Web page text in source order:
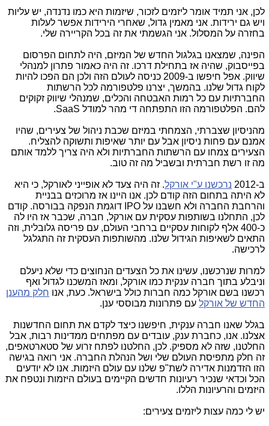
לכן, אני תמיד אומר ליזמים לזכור, שיזמות היא כמו נדנדה, יש עליות
ויש גם ירידות. אני מאמין גדול, שאחרי הירידות אפשר לעלות
בחזרה על המסלול. אני הגשמתי את זה בכל הקריירה שלי.
הפינה, שמצאנו בגלגול החדש של המיזם, היה לתחום הפרסום
בפייסבוק, שהיה אז בתחילת דרכו. זה היה כאמור פתרון למנהלי
שיווק. אפל חיפשו ב-2009 כניסה לעולם הזה ולכן הם הפכו להיות
לקוח גדול שלנו. בהמשך, יצרנו פלטפורמה לכל הרשתות
החברתיות עם כל רמות האבטחה והכלים, שמנהלי שיווק זקוקים
להם. הפלטפורמה הזו התפתחה די מהר למודל SaaS.
מהניסיון שצברתי, הצמחתי במיזם שכבת ניהול של צעירים, שהיו
אמנם עם פחות ניסיון אבל עם יותר שאיפות ותשוקה להצליח.
הצעירים צמחו עם הרשתות החברתיות ולא היה צריך ללמד אותם
מה זו רשת חברתית ובשביל מה זה טוב.
ב-2012 נרכשנו ע"י אורקל. זה היה צעד לא אופייני לאורקל, כי היא
לא היתה בתחום הזה קודם לכן. אנו היינו אז מרוכזים בבניית
והרחבת החברה ולא חשבנו על IPO דוגמת הנפקה בבורסה. קודם
לכן, התחלנו בשותפות עסקית עם אורקל, חברה, שכבר אז היו לה
כ-400 אלף לקוחות עסקיים ברחבי העולם, עם פריסה גלובלית, וזה
התאים לשאיפות הגידול שלנו. מהשותפות העסקית זה התגלגל
לרכישה.
למרות שנרכשנו, עשינו את כל הצעדים הנחוצים כדי שלא ניעלם
וניבלע בתוך חברה ענקית כמו אורקל, ומאז המשכנו לגדול ואף
רכשנו בשם אורקל כמה חברות כולל בישראל. כעת, אנו חלק מהענן
החדש של אורקל עם פתרונות מבוססי ענן.
בגלל שאנו חברה ענקית, חיפשנו כיצד לקדם את תחום החדשנות
אצלנו. אנו, כחברת ענק, עובדים עם מפתחים ממדינות רבות, אבל
החלטנו, שזה לא מספיק. לכן, החלטנו לפתח זרוע של סטארטאפים,
זה חלק מתפיסת העולם שלי ושל הנהלת החברה. אני רואה בגישה
הזו הזדמנות אדירה לשת"פ שלנו עם עולם היזמות. אנו לא יודעים
הכל וכדאי שנכיר רעיונות חדשים הקיימים בעולם היזמות ונטפח את
היזמים והרעיונות הללו.
יש לי כמה עצות ליזמים צעירים: